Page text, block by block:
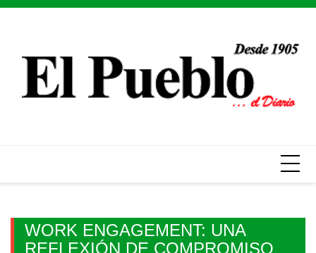
Skip
WORK ENGAGEMENT: UNA
REFLEXIÓN DE COMPROMISO